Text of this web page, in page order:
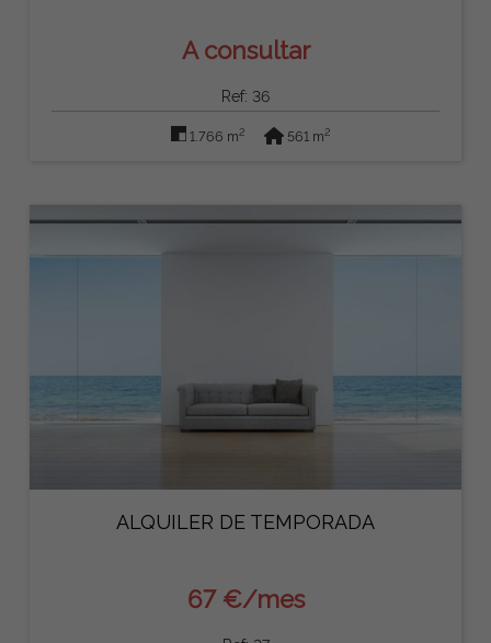
A consultar
Ref: 36
1.766 m2 561 m2
ALQUILER DE TEMPORADA
67 €/mes